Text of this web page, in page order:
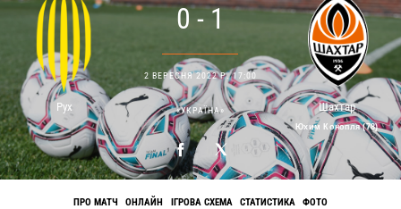
Рух
0 - 1
2 ВЕРЕСНЯ 2022 Р. 17:00
«УКРАЇНА» Шахтар
Юхим Конопля (78)
ПРО МАТЧ ОНЛАЙН ІГРОВА СХЕМА СТАТИСТИКА ФОТО